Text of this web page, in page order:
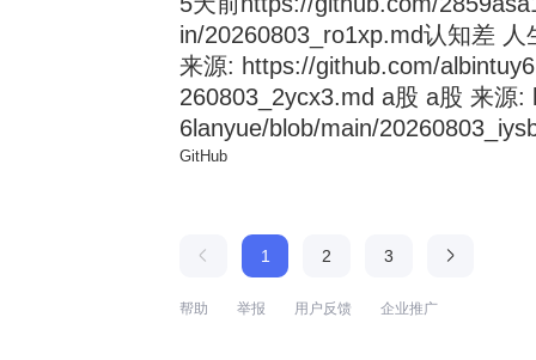
in/20260803_ro1xp.md认知差
来源: https://github.com/
260803_2ycx3.md a股 a股 来源
6lanyue/blob/main/
GitHub
1 2 3
帮助 举报 用户反馈 企业推广